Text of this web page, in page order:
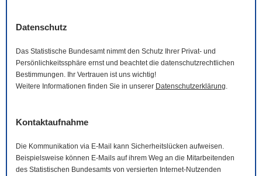
Datenschutz
Das Statistische Bundesamt nimmt den Schutz Ihrer Privat- und
Persönlichkeitssphäre ernst und beachtet die datenschutzrechtlichen
Bestimmungen. Ihr Vertrauen ist uns wichtig!
Weitere Informationen finden Sie in unserer Datenschutzerklärung.
Kontaktaufnahme
Die Kommunikation via E-Mail
kann Sicherheitslücken aufweisen.
Beispielsweise können E-Mails auf ihrem Weg an die Mitarbeitenden
des Statistischen Bundesamts von versierten Internet-Nutzenden